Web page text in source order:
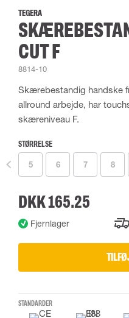
TEGERA
CUT F
8814-10
Skærebestandig handske
allround arbejde, har
skæreniveau F.
STØRRELSE
5 6 7 8
DKK 165.25
Fjernlager
STANDARDER